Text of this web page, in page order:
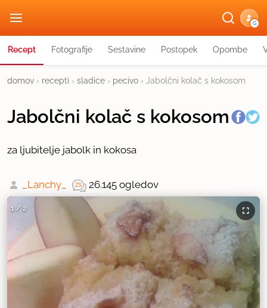
G
Recept Fotografije Sestavine Postopek Opombe
domov › recepti › sladice › pecivo › Jabolčni kolač s kokosom
Jabolčni kolač s kokosom
za ljubitelje jabolk in kokosa
_Lanchy_ 26.145 ogledov
1 / 2